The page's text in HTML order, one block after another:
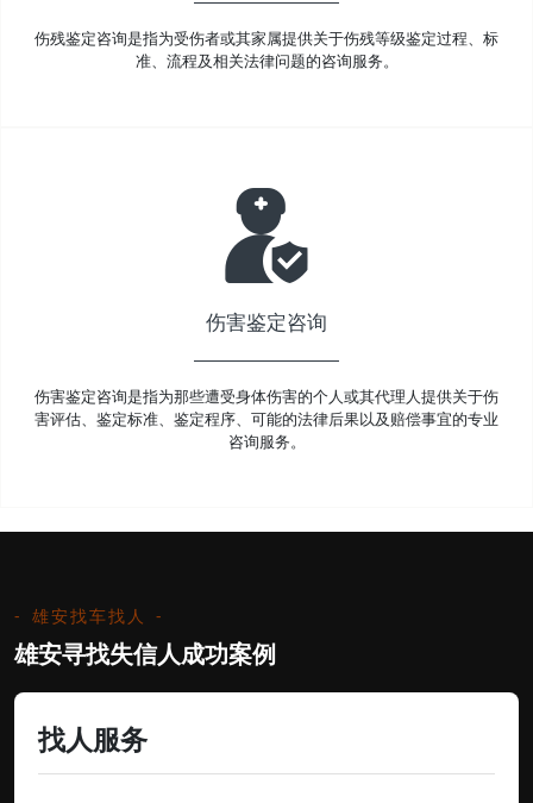
伤残鉴定咨询是指为受伤者或其家属提供关于伤残等级鉴定过程、标
准、流程及相关法律问题的咨询服务。
伤害鉴定咨询
伤害鉴定咨询是指为那些遭受身体伤害的个人或其代理人提供关于伤
害评估、鉴定标准、鉴定程序、可能的法律后果以及赔偿事宜的专业
咨询服务。
雄安找车找人
雄安寻找失信人成功案例
找人服务